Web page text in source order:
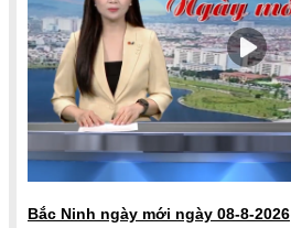
Bắc Ninh ngày mới ngày 08-8-2026